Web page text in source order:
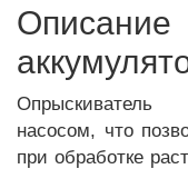
Опрыскиватель
насосом, что
при обработке